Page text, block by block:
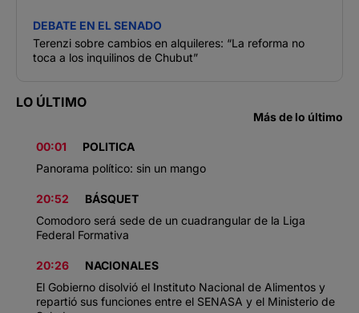
DEBATE EN EL SENADO
Terenzi sobre cambios en alquileres: “La reforma no
toca a los inquilinos de Chubut”
LO ÚLTIMO
Más de lo último
00:01
POLITICA
Panorama político: sin un mango
20:52
BÁSQUET
Comodoro será sede de un cuadrangular de la Liga
Federal Formativa
20:26
NACIONALES
El Gobierno disolvió el Instituto Nacional de Alimentos y
repartió sus funciones entre el SENASA y el Ministerio de